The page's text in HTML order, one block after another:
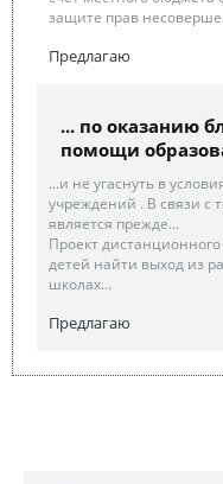
защите прав
Предлагаю
... по оказанию
помощи
...и не угаснуть в
учреждений . В связи с
является прежде...
Проект
детей найти выход из
школах...
Предлагаю